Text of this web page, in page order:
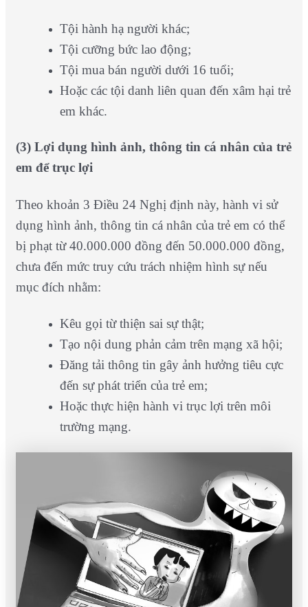
Tội hành hạ người khác;
Tội cưỡng bức lao động;
Tội mua bán người dưới 16 tuổi;
Hoặc các tội danh liên quan đến xâm hại trẻ
em khác.
(3) Lợi dụng hình ảnh, thông tin cá nhân của trẻ
em để trục lợi
Theo khoản 3 Điều 24 Nghị định này, hành vi sử
dụng hình ảnh, thông tin cá nhân của trẻ em có thể
bị phạt từ 40.000.000 đồng đến 50.000.000 đồng,
chưa đến mức truy cứu trách nhiệm hình sự nếu
mục đích nhằm:
Kêu gọi từ thiện sai sự thật;
Tạo nội dung phản cảm trên mạng xã hội;
Đăng tải thông tin gây ảnh hưởng tiêu cực
đến sự phát triển của trẻ em;
Hoặc thực hiện hành vi trục lợi trên môi
trường mạng.